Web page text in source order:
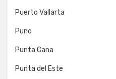
Puerto Vallarta
Puno
Punta Cana
Punta del Este